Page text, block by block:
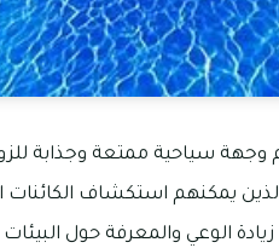
وجهة سياحية ممتعة وجذابة
يمكنهم استكشاف الكائنات
زيادة الوعي والمعرفة حول